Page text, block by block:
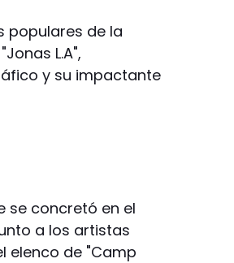
populares de la
L.A",
y su impactante
se concretó en el
a los artistas
elenco de "Camp